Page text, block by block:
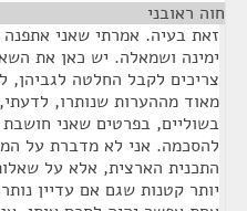
חוה ראובני
זאת בעיה. אמרתי שאני
ימינה ושמאלה. יש כאן את
צריכים לקבל החלטה
מאוד מההערות שנותרו,
בשוליים, בפרטים שאני חושבת
להסכמה. אני לא מדברת על
התכנית הארצית, אלא על
יותר קטנות שגם אם עדיין